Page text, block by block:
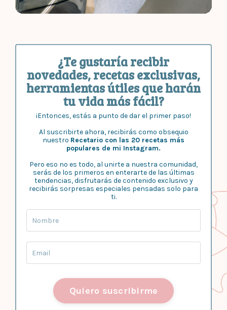
¿Te gustaría recibir
novedades, recetas exclusivas,
herramientas útiles que harán
tu vida más fácil?
¡Entonces, estás a punto de dar el primer paso!
Al suscribirte ahora, recibirás como obsequio
nuestro Recetario con las 20 recetas más
populares de mi Instagram.
Pero eso no es todo, al unirte a nuestra comunidad,
serás de los primeros en enterarte de las últimas
tendencias, disfrutarás de contenido exclusivo y
recibirás sorpresas especiales pensadas solo para
ti.
Quiero suscribirme